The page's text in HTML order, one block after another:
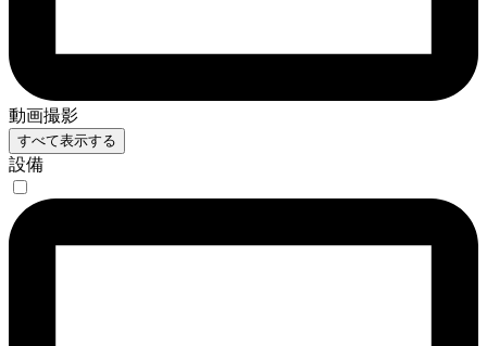
動画撮影
すべて表示する
設備